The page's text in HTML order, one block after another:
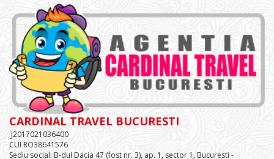
CARDINAL TRAVEL BUCURESTI
J2017021036400
CUI RO38641576
Sediu social: B-dul Dacia 47 (fost nr. 3), ap. 1, sector 1, Bucuresti -